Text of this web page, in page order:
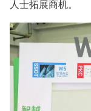
人士拓展商机。